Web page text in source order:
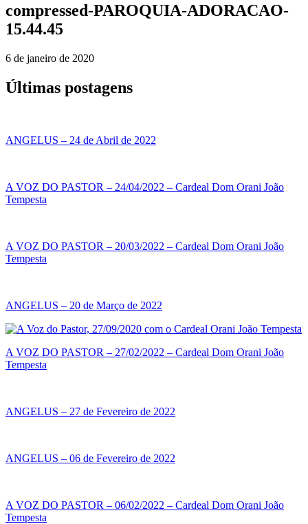
compressed-PAROQUIA-ADORACAO-
15.44.45
6 de janeiro de 2020
Últimas postagens
ANGELUS – 24 de Abril de 2022
A VOZ DO PASTOR – 24/04/2022 – Cardeal Dom Orani João
Tempesta
A VOZ DO PASTOR – 20/03/2022 – Cardeal Dom Orani João
Tempesta
ANGELUS – 20 de Março de 2022
A VOZ DO PASTOR – 27/02/2022 – Cardeal Dom Orani João
Tempesta
ANGELUS – 27 de Fevereiro de 2022
ANGELUS – 06 de Fevereiro de 2022
A VOZ DO PASTOR – 06/02/2022 – Cardeal Dom Orani João
Tempesta